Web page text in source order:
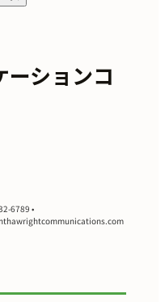
ーションコ
6789 •